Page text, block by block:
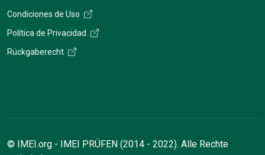
Condiciones de Uso
Política de Privacidad
Rückgaberecht
© IMEI.org - IMEI PRÜFEN (2014 - 2022). Alle Rechte